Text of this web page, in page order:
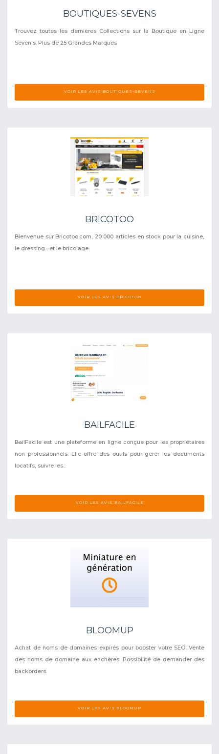
BOUTIQUES-SEVENS
Trouvez toutes les dernières Collections sur la Boutique en Ligne
Seven's. Plus de 25 Grandes Marques
VOIR LES AVIS BOUTIQUES-SEVENS
BRICOTOO
Bienvenue sur Bricotoo.com, 20 000 articles en stock pour la cuisine,
le dressing... et le bricolage.
VOIR LES AVIS BRICOTOO
BAILFACILE
BailFacile est une plateforme en ligne conçue pour les propriétaires
non professionnels. Elle offre des outils pour gérer les documents
locatifs, suivre les...
VOIR LES AVIS BAILFACILE
BLOOMUP
Achat de noms de domaines expirés pour booster votre SEO. Vente
des noms de domaine aux enchères. Possibilité de demander des
backorders.
VOIR LES AVIS BLOOMUP